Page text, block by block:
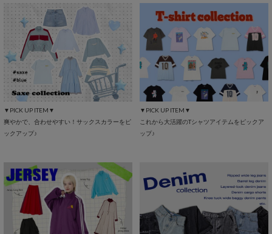
▼PICK UP ITEM▼
爽やかで、合わせやすい！サックスカラーをピ
ックアップ♪
▼PICK UP ITEM▼
これから大活躍のTシャツアイテムをピックア
ップ♪